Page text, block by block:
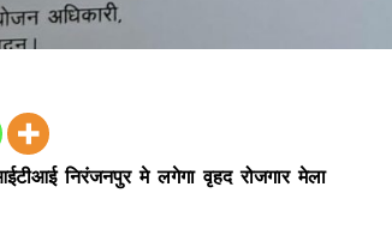
निरंजनपुर मे लगेगा वृहद रोजगार मेला